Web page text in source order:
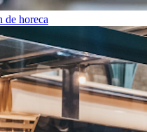
de horeca